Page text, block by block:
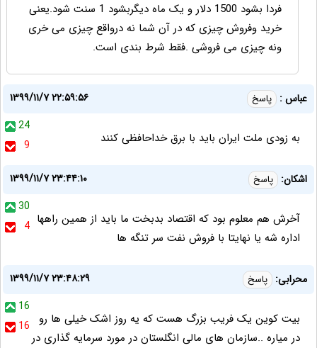
فردا بشود 1500 دلار و یک ماه دیگربشود 1 سنت شود.یعنی
خرید وفروش چیزی که در آن شما نه درواقع چیزی می خری
ونه چیزی می فروشی .فقط شرط بندی است.
عباس : پاسخ
۱۳۹۹/۱۱/۷ ۲۲:۵۹:۵۶
24
9
به زودی ملت ایران باید با برق خداحافظی کنند
اشکان: پاسخ
۱۳۹۹/۱۱/۷ ۲۳:۴۴:۱۰
30
4 آخرش هم معلوم بود که اقتصاد بدبخت ما باید از همین راهها
اداره شه یا نهایتا با فروش نفت سر تنگه ها
محرابی: پاسخ
۱۳۹۹/۱۱/۷ ۲۳:۴۸:۲۹
16
16
بیت کوین یک فریب بزرگ هست که یه روز اشک خیلی ها رو
در میاره ..سازمان های مالی انگلستان در مورد سرمایه گذاری در